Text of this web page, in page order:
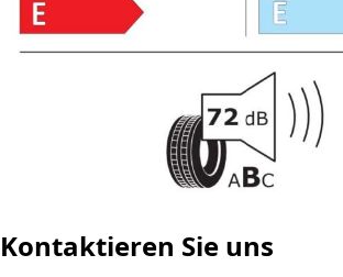
Kontaktieren Sie uns